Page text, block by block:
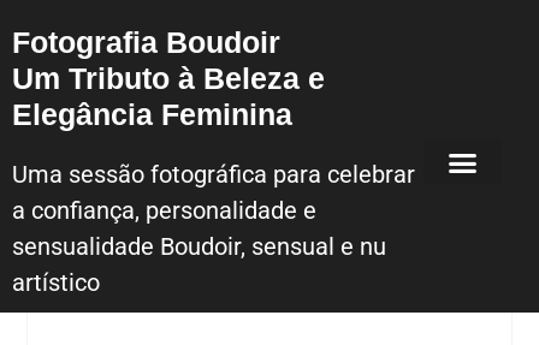
Fotografia Boudoir
Um Tributo à Beleza e
Elegância Feminina
Uma sessão fotográfica para celebrar
a confiança, personalidade e
sensualidade Boudoir, sensual e nu
artístico